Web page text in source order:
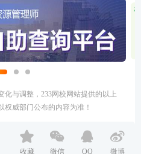
化与调整，233网校网站提供的以上
威部门公布的内容为准！
收藏 微信 QQ 微博